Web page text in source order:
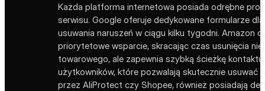
Każda platforma internetowa posiada odrębne
serwisu. Google oferuje dedykowane formularze
usuwania naruszeń w ciągu kilku tygodni. Amazon
priorytetowe wsparcie, skracając czas usunięcia
towarowego, ale zapewnia szybką ścieżkę
użytkowników, które pozwalają skutecznie usuwać
przez AliProtect czy Shopee, również posiadają